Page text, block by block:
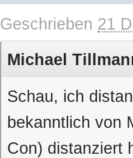
Geschrieben 21
Michael
Schau, ich
bekanntlich von
Con) distanziert